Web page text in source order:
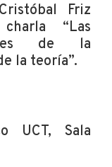
Friz
“Las
de la
la teoría”.
UCT, Sala